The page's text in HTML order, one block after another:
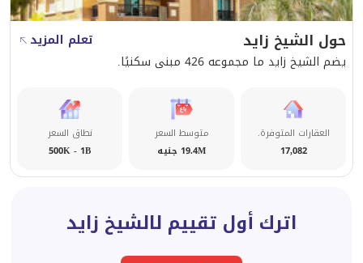
حول الشيخ زايد
تعلم المزيد
يضم الشيخ زايد ما مجموعه 426 مبنى سكنيًا.
العقارات المتوفرة.
17,082
متوسط السعر
19.4M جنيه
نطاق السعر
500K - 1B
اترك أول تقييم لالشيخ زايد